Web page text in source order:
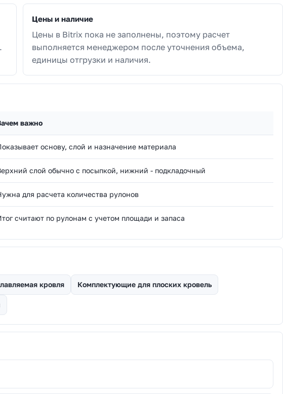
Цены и наличие
Цены в Bitrix пока не заполнены, поэтому расчет
выполняется менеджером после уточнения объема,
единицы отгрузки и наличия.
важно
основу, слой и назначение материала
слой обычно с посыпкой, нижний - подкладочный
для расчета количества рулонов
считают по рулонам с учетом площади и запаса
кровля Комплектующие для плоских кровель